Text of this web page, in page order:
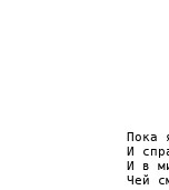
Пока
И
И в
Чей